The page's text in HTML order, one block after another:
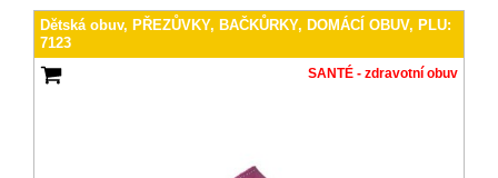
Dětská obuv, PŘEZŮVKY, BAČKŮRKY, DOMÁCÍ OBUV, PLU:
7123
SANTÉ - zdravotní obuv